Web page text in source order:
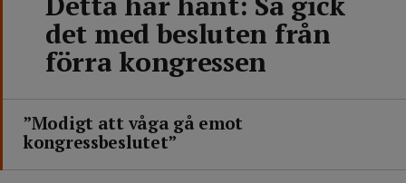
det med besluten från
förra kongressen
”Modigt att våga gå emot
kongressbeslutet”